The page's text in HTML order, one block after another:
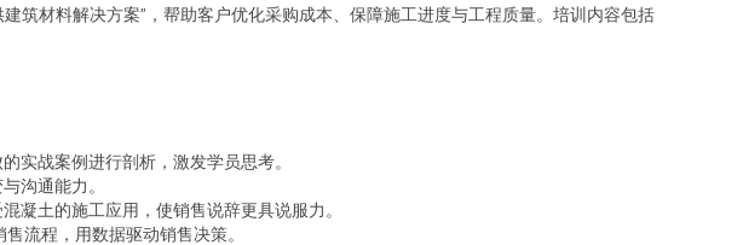
筑材料解决方案”，帮助客户优化采购成本、保障施工进度与工程质量。培训内容包括
实战案例进行剖析，激发学员思考。
沟通能力。
凝土的施工应用，使销售说辞更具说服力。
流程，用数据驱动销售决策。